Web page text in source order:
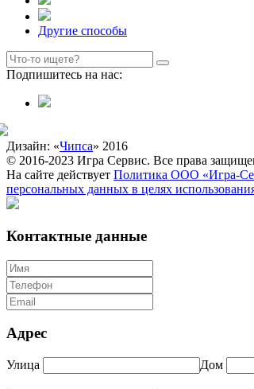
Другие способы
Подпишитесь на нас:
Дизайн: «Чипса» 2016
© 2016-2023 Игра Сервис. Все права
На сайте действует Политика ООО «Игра-
персональных данных в целях
Контактные данные
Адрес
Улица Дом